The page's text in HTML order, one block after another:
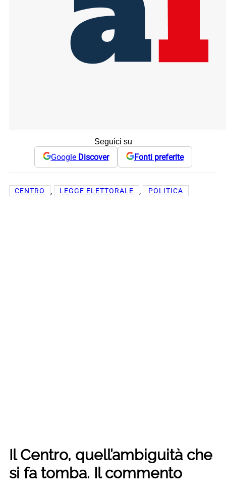
Seguici su
Google Discover Fonti preferite
CENTRO , LEGGE ELETTORALE , POLITICA
Il Centro, quell’ambiguità che
si fa tomba. Il commento